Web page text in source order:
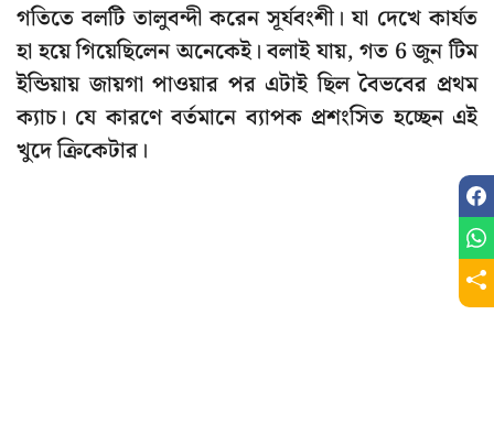
গতিতে বলটি তালুবন্দী করেন সূর্যবংশী। যা দেখে কার্যত
হা হয়ে গিয়েছিলেন অনেকেই। বলাই যায়, গত 6 জুন টিম
ইন্ডিয়ায় জায়গা পাওয়ার পর এটাই ছিল বৈভবের প্রথম
ক্যাচ। যে কারণে বর্তমানে ব্যাপক প্রশংসিত হচ্ছেন এই
খুদে ক্রিকেটার।